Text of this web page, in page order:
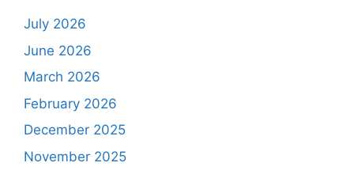
July 2026
June 2026
March 2026
February 2026
December 2025
November 2025